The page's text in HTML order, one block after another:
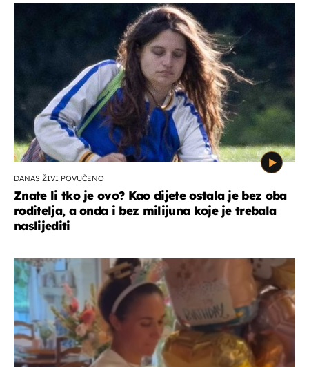
DANAS ŽIVI POVUČENO
Znate li tko je ovo? Kao dijete ostala je bez oba
roditelja, a onda i bez milijuna koje je trebala
naslijediti